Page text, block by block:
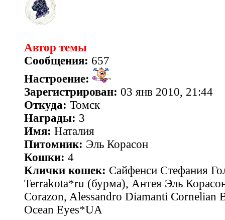
Автор темы
Сообщения: 657
Настроение:
Зарегистрирован: 03 янв 2010, 21:44
Откуда: Томск
Награды: 3
Имя: Наталия
Питомник: Эль Корасон
Кошки: 4
Клички кошек: Сайфенси Стефания
Terrakota*ru (бурма), Антея Эль
Corazon, Alessandro Diamanti Cornelian
Ocean Eyes*UA